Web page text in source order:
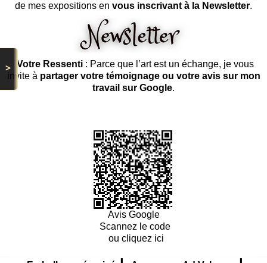
>
de mes expositions en vous inscrivant à la Newsletter.
Votre Ressenti: Parce que l’art est un échange, je vous
invite à partager votre témoignage ou votre avis sur mon
travail sur Google.
Avis Google
Scannez le code
ou cliquez ici